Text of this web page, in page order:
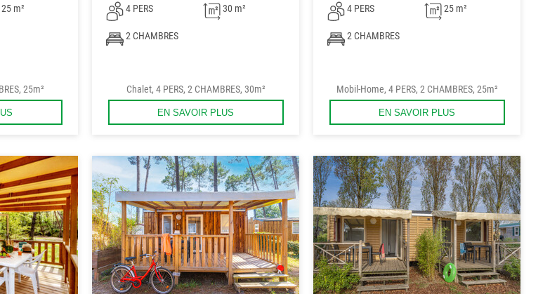
m²
25m²
4 PERS 30 m²
2 CHAMBRES
Chalet, 4 PERS, 2 CHAMBRES, 30m²
EN SAVOIR PLUS
4 PERS 25 m²
2 CHAMBRES
Mobil-Home, 4 PERS, 2 CHAMBRES, 25m²
EN SAVOIR PLUS